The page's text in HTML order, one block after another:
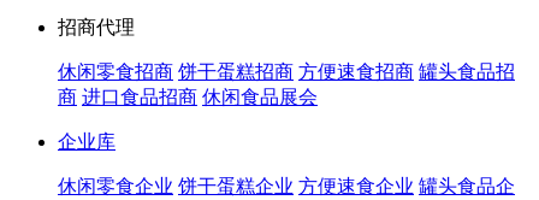
招商代理
休闲零食招商 饼干蛋糕招商 方便速食招商 罐头食品招
商 进口食品招商 休闲食品展会
企业库
休闲零食企业 饼干蛋糕企业 方便速食企业 罐头食品企